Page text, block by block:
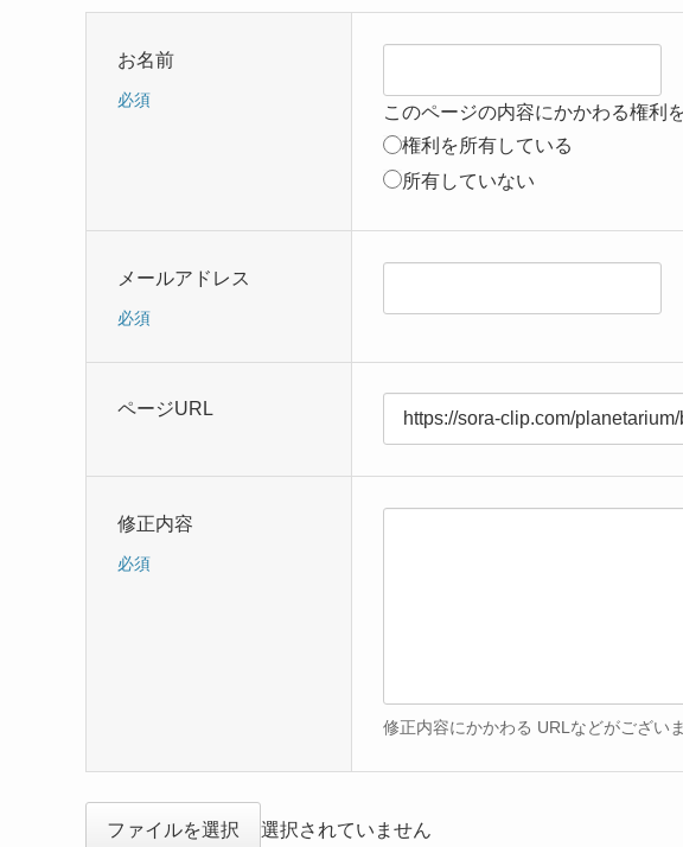
お名前
必須
このページの内容にかかわる権利
権利を所有している
所有していない
メールアドレス
必須
ページURL
修正内容
必須
修正内容にかかわる URLなどがござい
ファイルを選択 選択されていません